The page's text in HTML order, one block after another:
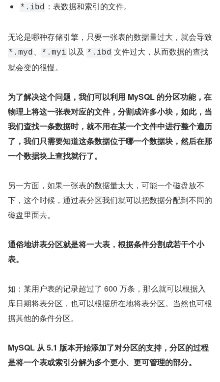
*.ibd ：表数据和索引的文件。
*.myd 、 *.myi 以及 *.ibd 文件过大，从而数据的查找
就会变的很慢。
为了解决这个问题，我们可以利用 MySQL 的分区功能，在
物理上将这一张表对应的文件，分割成许多小块，如此，当
我们查找一条数据时，就不用在某一个文件中进行整个遍历
了，我们只需要知道这条数据位于哪一个数据块，然后在那
一个数据块上查找就行了。
另一方面，如果一张表的数据量太大，可能一个磁盘放不
下，这个时候，通过表分区我们就可以把数据分配到不同的
磁盘里面去。
通俗地讲表分区就是将一大表，根据条件分割成若干个小
表。
如：某用户表的记录超过了 600 万条，那么就可以根据入
库日期将表分区，也可以根据所在地将表分区。当然也可根
据其他的条件分区。
MySQL 从 5.1 版本开始添加了对分区的支持，分区的过程
是将一个表或索引分解为多个更小、更可管理的部分。